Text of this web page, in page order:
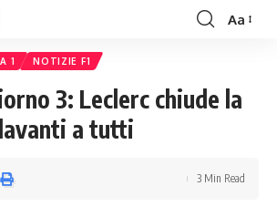
Font
Aa
1 NOTIZIE F1
3: Leclerc chiude la
a tutti
3 Min Read